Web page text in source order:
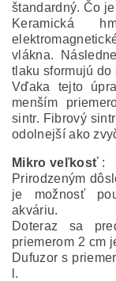
štandardný. Čo
Keramická
vlákna.
tlaku sformujú do
Vďaka tejto
menším
sintr. Fibrový
odolnejší ako
Mikro veľkosť :
Prirodzeným
je možnosť
akváriu.
Doteraz sa
priemerom 2 cm
Dufuzor s
l.